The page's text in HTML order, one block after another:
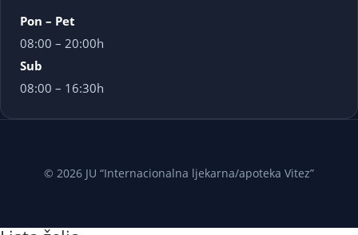
Pon – Pet
08:00 – 20:00h
Sub
08:00 – 16:30h
© 2026 JU “Internacionalna ljekarna/apoteka Vitez”